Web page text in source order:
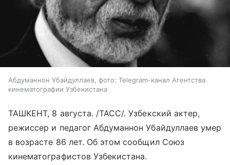
Абдуманнон Убайдуллаев, фото: Telegram-канал Агентства
кинематографии Узбекистана
ТАШКЕНТ, 8 августа. /ТАСС/. Узбекский актер,
режиссер и педагог Абдуманнон Убайдуллаев умер
в возрасте 86 лет. Об этом сообщил Союз
кинематографистов Узбекистана.